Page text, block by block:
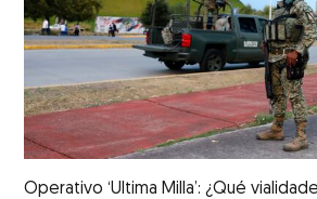
Operativo ‘Ultima Milla’: ¿Qué